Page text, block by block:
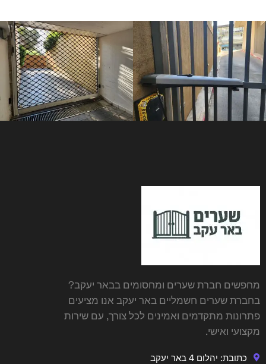
מחפשים חברת שערים ומחסומים בבאר יעקב?
בחברת שערים חשמליים באר יעקב אנו מציעים
פתרונות מתקדמים ואמינים לכל צורך, עם שירות
מקצועי ואישי.
כתובת: יהלום 4 באר יעקב